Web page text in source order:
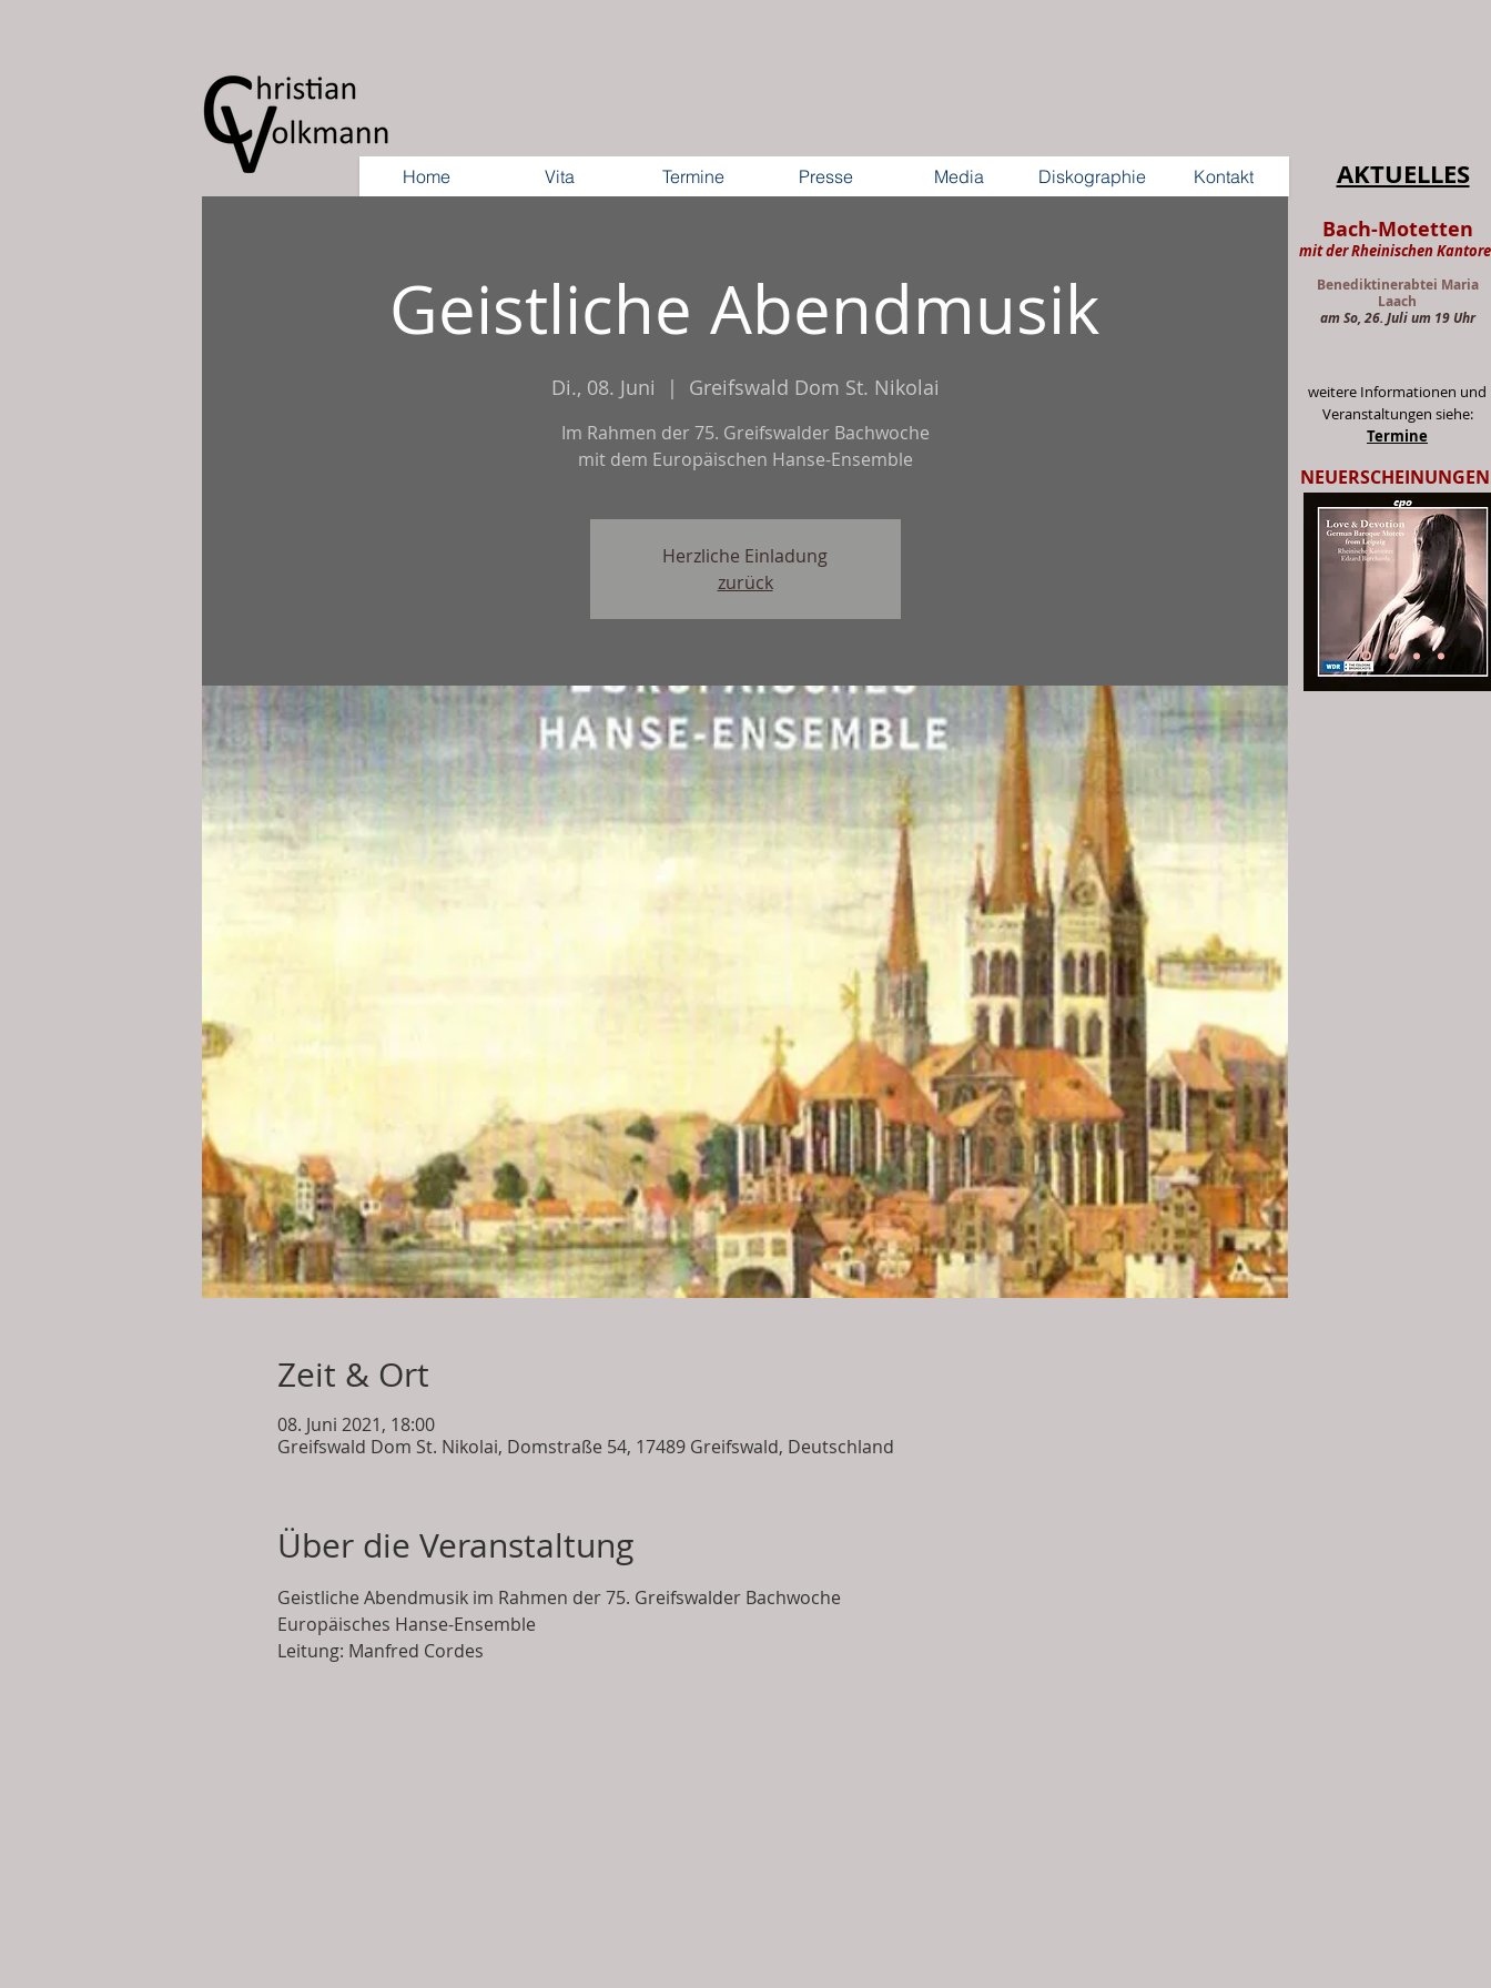
Home Vita Termine Presse Media Diskographie Kontakt AKTUELLES
Geistliche Abendmusik
Di., 08. Juni
  |
Greifswald Dom St. Nikolai
Im Rahmen der 75. Greifswalder Bachwoche
mit dem Europäischen Hanse-Ensemble
Herzliche Einladung
zurück
Zeit & Ort
08. Juni 2021, 18:00
Greifswald Dom St. Nikolai, Domstraße 54, 17489 Greifswald, Deutschland
Über die Veranstaltung
Geistliche Abendmusik im Rahmen der 75. Greifswalder Bachwoche
Europäisches Hanse-Ensemble
Leitung: Manfred Cordes
Bach-Motetten
mit der Rheinischen
Benediktinerabtei Maria
Laach
am So, 26. Juli um 19 Uhr
weitere Informationen und
Veranstaltungen siehe:
Termine